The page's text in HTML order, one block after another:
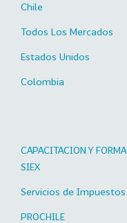
Chile
Todos Los Mercados
Estados Unidos
Colombia
CAPACITACION Y
SIEX
Servicios de
PROCHILE